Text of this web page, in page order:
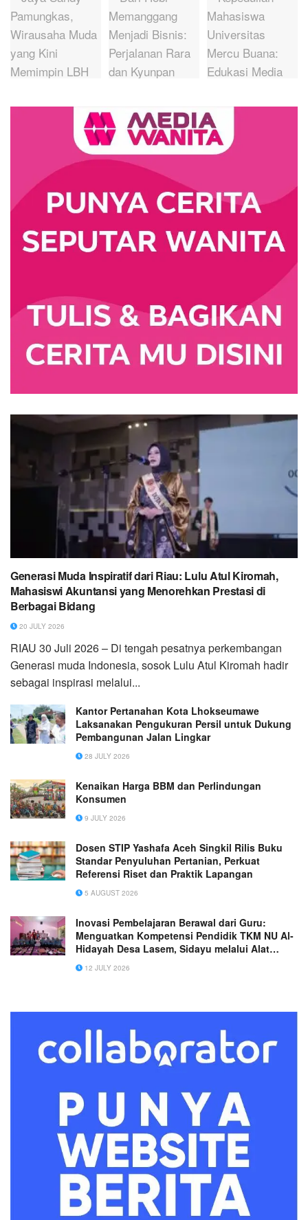
Generasi Muda Inspiratif dari Riau: Lulu Atul Kiromah,
Mahasiswi Akuntansi yang Menorehkan Prestasi di
Berbagai Bidang
20 JULY 2026
RIAU 30 Juli 2026 – Di tengah pesatnya perkembangan
Generasi muda Indonesia, sosok Lulu Atul Kiromah hadir
sebagai inspirasi melalui...
Kantor Pertanahan Kota Lhokseumawe
Laksanakan Pengukuran Persil untuk Dukung
Pembangunan Jalan Lingkar
28 JULY 2026
Kenaikan Harga BBM dan Perlindungan
Konsumen
9 JULY 2026
Dosen STIP Yashafa Aceh Singkil Rilis Buku
Standar Penyuluhan Pertanian, Perkuat
Referensi Riset dan Praktik Lapangan
5 AUGUST 2026
Inovasi Pembelajaran Berawal dari Guru:
Menguatkan Kompetensi Pendidik TKM NU Al-
Hidayah Desa Lasem, Sidayu melalui Alat
Permainan Edukatif
12 JULY 2026